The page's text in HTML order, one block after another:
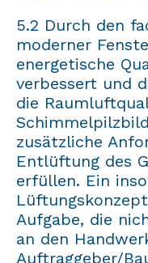
5.2 Durch den
moderner
energetische
verbessert und
die
zusätzliche
Entlüftung des
erfüllen. Ein
Aufgabe, die
an den
Auftraggeber/